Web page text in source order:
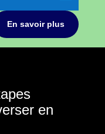
En savoir plus
en